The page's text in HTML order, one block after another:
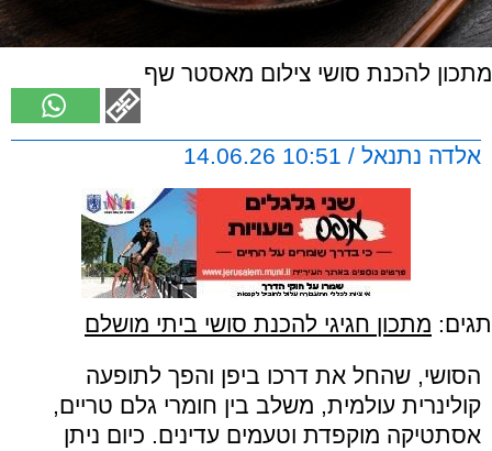
מתכון להכנת סושי צילום מאסטר שף
אלדה נתנאל / 10:51 14.06.26
תגים: מתכון חגיגי להכנת סושי ביתי מושלם
הסושי, שהחל את דרכו ביפן והפך לתופעה
קולינרית עולמית, משלב בין חומרי גלם טריים,
אסתטיקה מוקפדת וטעמים עדינים. כיום ניתן